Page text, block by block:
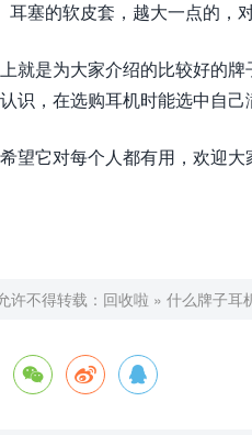
耳塞的软皮套，越大一点的，
就是为大家介绍的比较好的
识，在选购耳机时能选中自己
望它对每个人都有用，欢迎
许不得转载： 回收啦 » 什么牌子耳
  